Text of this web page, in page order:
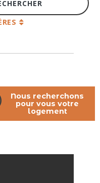
Nous recherchons
pour vous votre
logement